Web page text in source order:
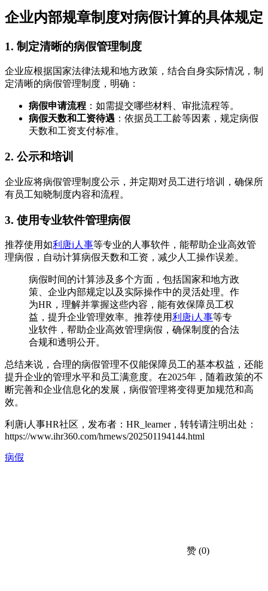
企业内部规章制度对病假计算的具体规定
1. 制定清晰的病假管理制度
企业应根据国家法律法规和地方政策，结合自身实际情况，制
定清晰的病假管理制度，明确：
病假申请流程 ：如需提交哪些材料、审批流程等。
病假天数和工资待遇 ：依据员工工龄等因素，规定病假
天数和工资支付标准。
2. 公示和培训
企业应将病假管理制度公示，并定期对员工进行培训，确保所
有员工知晓制度内容和流程。
3. 使用专业软件管理病假
推荐使用如利唐i人事等专业的人事软件，能帮助企业高效管
理病假，自动计算病假天数和工资，减少人工操作误差。
病假时间的计算涉及多个方面，包括国家和地方政
策、企业内部规定以及实际操作中的灵活处理。作
为HR，理解并掌握这些内容，能有效保障员工权
益，提升企业管理效率。推荐使用利唐i人事等专
业软件，帮助企业高效管理病假，确保制度的合法
合规和透明公开。
总结来说，合理的病假管理不仅能保障员工的基本权益，还能
提升企业的管理水平和员工满意度。在2025年，随着政策的不
断完善和企业信息化的发展，病假管理将变得更加规范和高
效。
利唐i人事HR社区，发布者：HR_learner，转转请注明出处：
https://www.ihr360.com/hrnews/202501194144.html
病假
赞 (0)